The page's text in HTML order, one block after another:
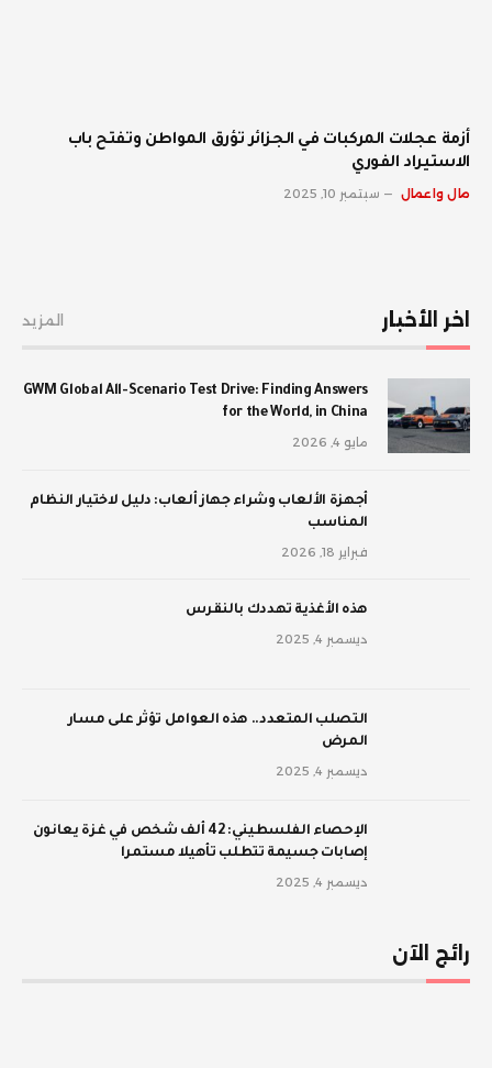
أزمة عجلات المركبات في الجزائر تؤرق المواطن وتفتح باب
الاستيراد الفوري
مال واعمال سبتمبر 10, 2025
اخر الأخبار المزيد
GWM Global All-Scenario Test Drive: Finding Answers
for the World, in China
مايو 4, 2026
أجهزة الألعاب وشراء جهاز ألعاب: دليل لاختيار النظام
المناسب
فبراير 18, 2026
‫هذه الأغذية تهددك بالنقرس
ديسمبر 4, 2025
‫التصلب المتعدد.. هذه العوامل تؤثر على مسار
المرض
ديسمبر 4, 2025
الإحصاء الفلسطيني: 42 ألف شخص في غزة يعانون
إصابات جسيمة تتطلب تأهيلا مستمرا
ديسمبر 4, 2025
رائج الآن